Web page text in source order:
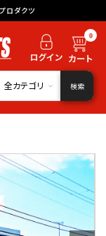
ロダクツ
0
全カテゴリ 検索